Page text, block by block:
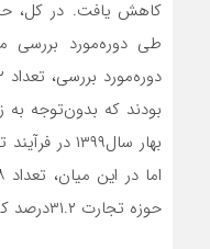
بهار سال‌۱۳۹۹
حوزه تجارت ۳۱.۲درصد کشور نداشتند.